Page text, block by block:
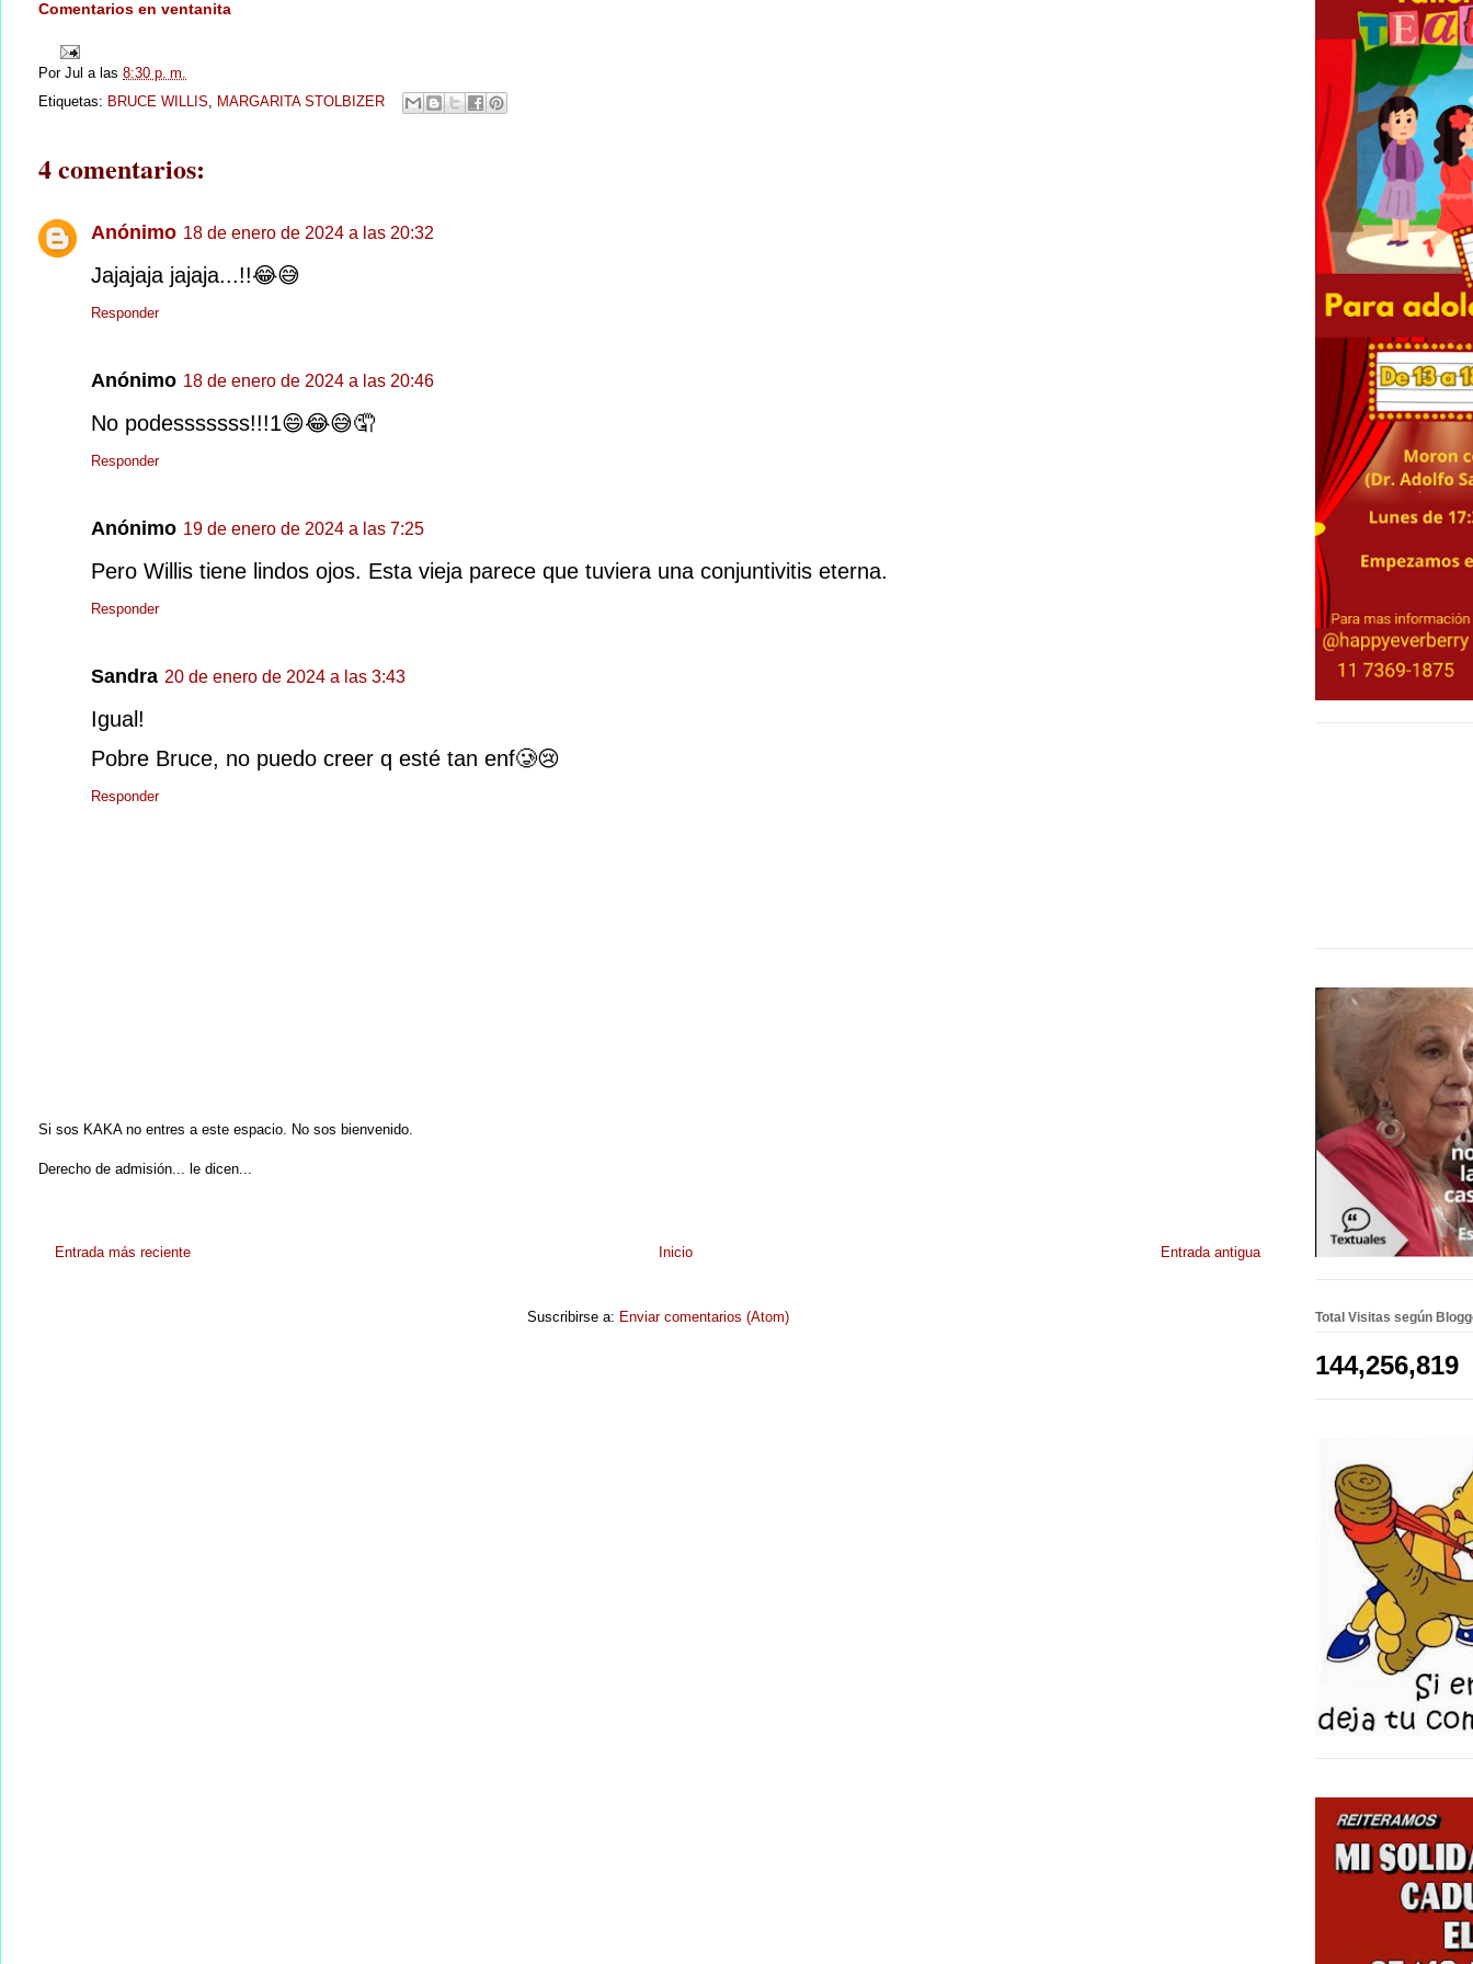
Comentarios en ventanita
Por Jul a las 8:30 p. m.
Etiquetas: BRUCE WILLIS MARGARITA STOLBIZER
4 comentarios:
Anónimo 18 de enero de 2024 a las 20:32
Jajajaja jajaja...!!😂😅
Responder
Anónimo 18 de enero de 2024 a las 20:46
No podesssssss!!!1😄😂😅🤦
Responder
Anónimo 19 de enero de 2024 a las 7:25
Pero Willis tiene lindos ojos. Esta vieja parece que tuviera una conjuntivitis eterna.
Responder
Sandra 20 de enero de 2024 a las 3:43
Igual!
Pobre Bruce, no puedo creer q esté tan enf🥲😢
Responder
Si sos KAKA no entres a este espacio. No sos bienvenido.
Derecho de admisión... le dicen...
Entrada más reciente Entrada antigua
Inicio
Suscribirse a: Enviar comentarios (Atom) Total Visitas según
144,256,819